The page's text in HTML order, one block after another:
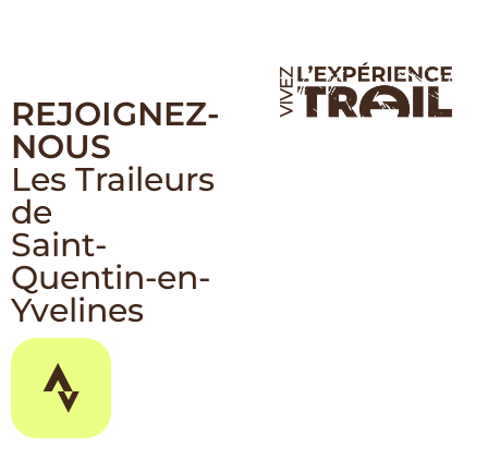
REJOIGNEZ-
NOUS
Les Traileurs
de
Saint-
Quentin-en-
Yvelines